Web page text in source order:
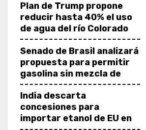
Plan de Trump propone
reducir hasta 40% el uso
de agua del río Colorado
Senado de Brasil analizará
propuesta para permitir
gasolina sin mezcla de
etanol
India descarta
concesiones para
importar etanol de EU en
para
EU en